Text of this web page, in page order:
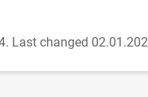
Last changed